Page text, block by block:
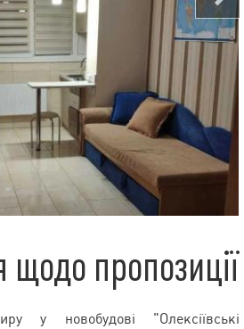
щодо пропозиції
у новобудові "Олексіївські